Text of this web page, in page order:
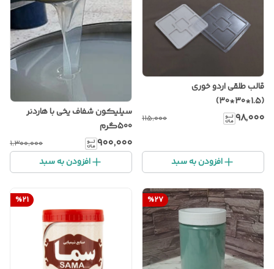
قالب طلقی اردو خوری
(1.5*30*30)
۹۸٬۰۰۰ ۱۱۵٬۰۰۰
افزودن به سبد
سیلیکون شفاف یخی با هاردنر
500گرم
۹۰۰٬۰۰۰ ۱٬۳۰۰٬۰۰۰
افزودن به سبد
%27
%21